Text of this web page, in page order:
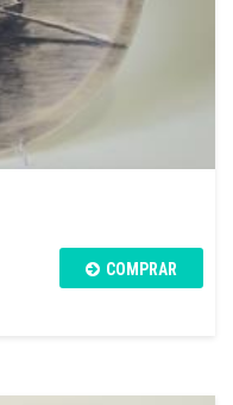
COMPRAR